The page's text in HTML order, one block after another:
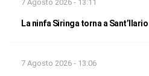
7 Agosto 2026 - 13:11
La ninfa Siringa torna a
7 Agosto 2026 - 13:06